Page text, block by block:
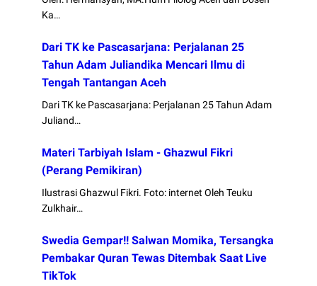
Ka…
Dari TK ke Pascasarjana: Perjalanan 25
Tahun Adam Juliandika Mencari Ilmu di
Tengah Tantangan Aceh
Dari TK ke Pascasarjana: Perjalanan 25 Tahun Adam
Juliand…
Materi Tarbiyah Islam - Ghazwul Fikri
(Perang Pemikiran)
Ilustrasi Ghazwul Fikri. Foto: internet Oleh Teuku
Zulkhair…
Swedia Gempar!! Salwan Momika, Tersangka
Pembakar Quran Tewas Ditembak Saat Live
TikTok